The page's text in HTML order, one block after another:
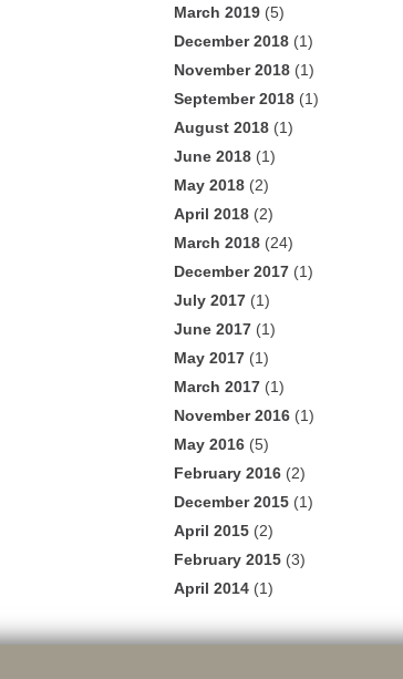
March 2019 (5)
December 2018 (1)
November 2018 (1)
September 2018 (1)
August 2018 (1)
June 2018 (1)
May 2018 (2)
April 2018 (2)
March 2018 (24)
December 2017 (1)
July 2017 (1)
June 2017 (1)
May 2017 (1)
March 2017 (1)
November 2016 (1)
May 2016 (5)
February 2016 (2)
December 2015 (1)
April 2015 (2)
February 2015 (3)
April 2014 (1)